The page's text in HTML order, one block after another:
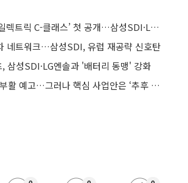
벤츠, ‘디 올-뉴 일렉트릭 C-클래스’ 첫 공개…삼성SDI·LG엔솔과 ‘배터리 동맹’
네트워크…삼성SDI, 유럽 재공략 신호탄
삼성SDI·LG엔솔과 '배터리 동맹' 강화
싸이월드, 10월 부활 예고…그러나 핵심 사업안은 ‘추후 공개’